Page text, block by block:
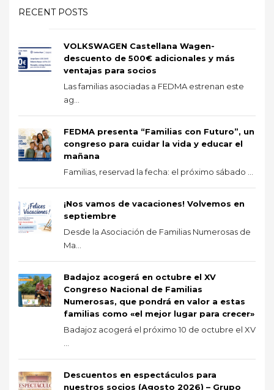
RECENT POSTS
VOLKSWAGEN Castellana Wagen-
descuento de 500€ adicionales y más
ventajas para socios
Las familias asociadas a FEDMA estrenan este
ag...
FEDMA presenta “Familias con Futuro”, un
congreso para cuidar la vida y educar el
mañana
Familias, reservad la fecha: el próximo sábado ...
¡Nos vamos de vacaciones! Volvemos en
septiembre
Desde la Asociación de Familias Numerosas de
Ma...
Badajoz acogerá en octubre el XV
Congreso Nacional de Familias
Numerosas, que pondrá en valor a estas
familias como «el mejor lugar para crecer»
Badajoz acogerá el próximo 10 de octubre el XV
Descuentos en espectáculos para
nuestros socios (Agosto 2026) – Grupo